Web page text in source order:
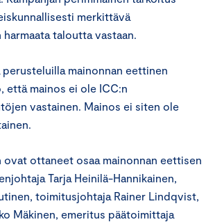
merkittävä
harmaata taloutta vastaan.
perusteluilla mainonnan eettinen
että mainos ei ole ICC:n
vastainen. Mainos ei siten ole
ovat ottaneet osaa mainonnan eettisen
Tarja Heinilä-Hannikainen,
toimitusjohtaja Rainer Lindqvist,
Mäkinen, emeritus päätoimittaja